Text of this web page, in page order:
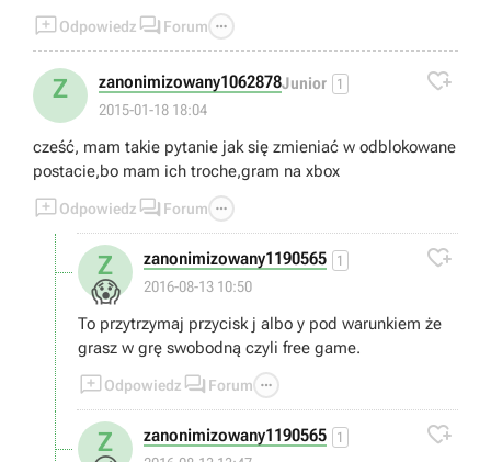
Odpowiedz  Forum 
Z zanonimizowany1062878Junior 1
2015-01-18 18:04

cześć, mam takie pytanie jak się zmieniać w odblokowane
postacie,bo mam ich troche,gram na xbox
Odpowiedz  Forum 
Z
😱
zanonimizowany1190565 1
2016-08-13 10:50

To przytrzymaj przycisk j albo y pod warunkiem że
grasz w grę swobodną czyli free game.
Odpowiedz  Forum 
Z zanonimizowany1190565 1 